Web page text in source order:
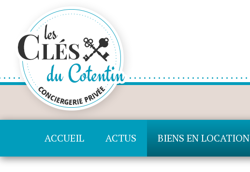
ACCUEIL ACTUS BIENS EN LOCATION